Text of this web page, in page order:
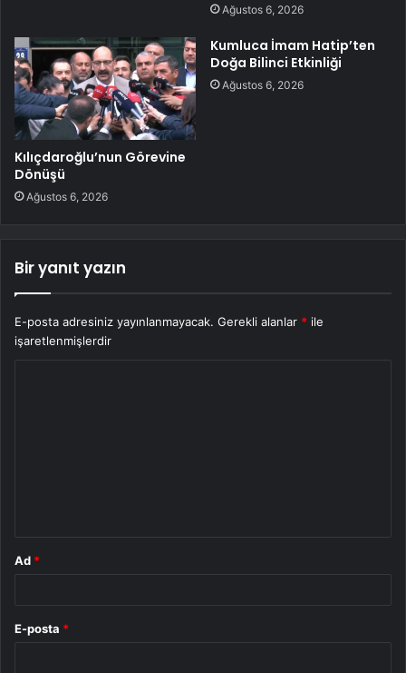
Ağustos 6, 2026
Kılıçdaroğlu’nun Görevine
Dönüşü
Ağustos 6, 2026
Kumluca İmam Hatip’ten
Doğa Bilinci Etkinliği
Ağustos 6, 2026
Bir yanıt yazın
E-posta adresiniz yayınlanmayacak. Gerekli alanlar * ile
işaretlenmişlerdir
Ad *
E-posta *